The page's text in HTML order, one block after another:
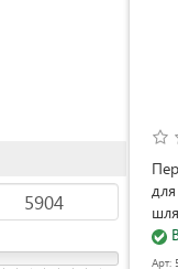
Арт: